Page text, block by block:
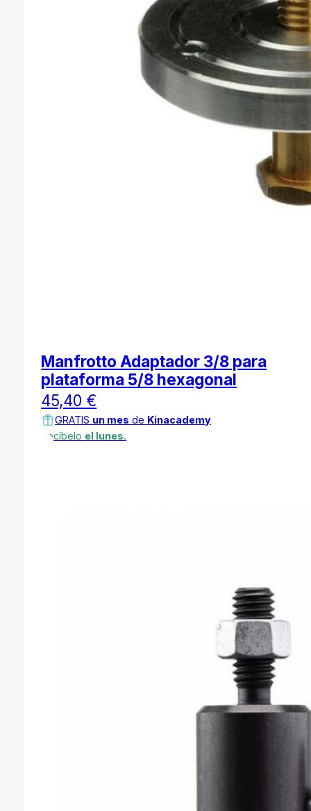
Manfrotto Adaptador 3/8 para
plataforma 5/8 hexagonal
45,40 €
GRATIS un mes de Kinacademy
Recíbelo el lunes.